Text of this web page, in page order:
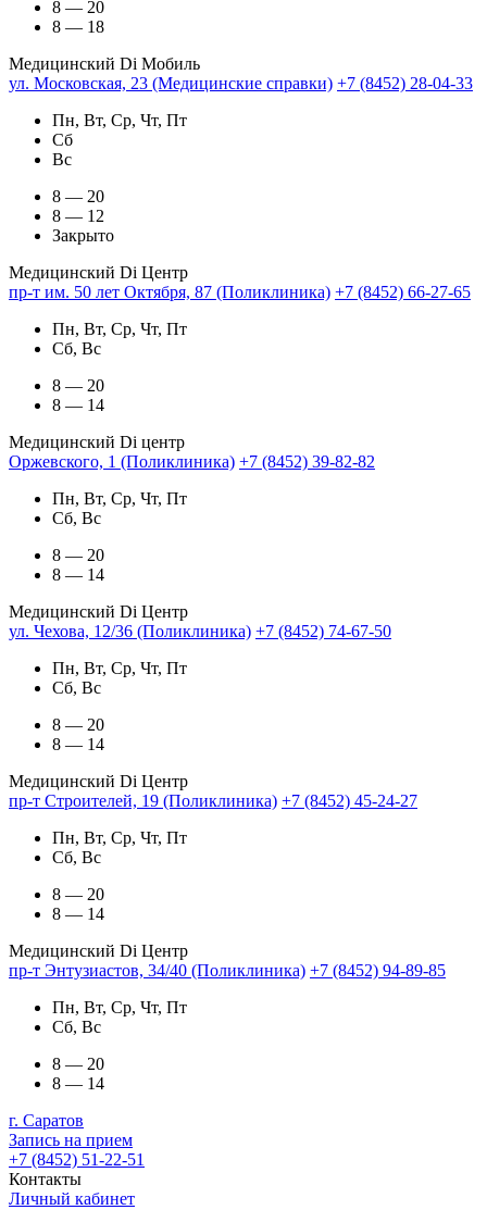
8 — 20
8 — 18
Медицинский Di Мобиль
ул. Московская, 23 (Медицинские справки) +7 (8452) 28-04-33
Пн, Вт, Ср, Чт, Пт
Сб
Вс
8 — 20
8 — 12
Закрыто
Медицинский Di Центр
пр-т им. 50 лет Октября, 87 (Поликлиника) +7 (8452) 66-27-65
Пн, Вт, Ср, Чт, Пт
Сб, Вс
8 — 20
8 — 14
Медицинский Di центр
Оржевского, 1 (Поликлиника) +7 (8452) 39-82-82
Пн, Вт, Ср, Чт, Пт
Сб, Вс
8 — 20
8 — 14
Медицинский Di Центр
ул. Чехова, 12/36 (Поликлиника) +7 (8452) 74-67-50
Пн, Вт, Ср, Чт, Пт
Сб, Вс
8 — 20
8 — 14
Медицинский Di Центр
пр-т Строителей, 19 (Поликлиника) +7 (8452) 45-24-27
Пн, Вт, Ср, Чт, Пт
Сб, Вс
8 — 20
8 — 14
Медицинский Di Центр
пр-т Энтузиастов, 34/40 (Поликлиника) +7 (8452) 94-89-85
Пн, Вт, Ср, Чт, Пт
Сб, Вс
8 — 20
8 — 14
г. Саратов
Запись на прием
+7 (8452) 51-22-51
Контакты
Личный кабинет